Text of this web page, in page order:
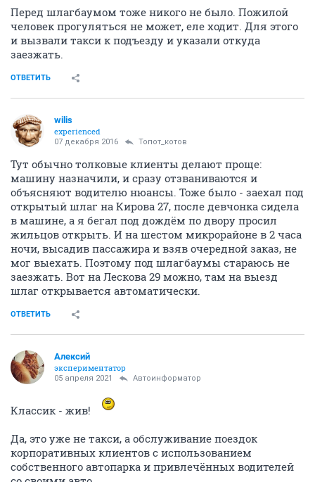
Перед шлагбаумом тоже никого не было. Пожилой
человек прогуляться не может, еле ходит. Для этого
и вызвали такси к подъезду и указали откуда
заезжать.
ОТВЕТИТЬ
wilis
experienced
07 декабря 2016 Топот_котов
Тут обычно толковые клиенты делают проще:
машину назначили, и сразу отзваниваются и
объясняют водителю нюансы. Тоже было - заехал под
открытый шлаг на Кирова 27, после девчонка сидела
в машине, а я бегал под дождём по двору просил
жильцов открыть. И на шестом микрорайоне в 2 часа
ночи, высадив пассажира и взяв очередной заказ, не
мог выехать. Поэтому под шлагбаумы стараюсь не
заезжать. Вот на Лескова 29 можно, там на выезд
шлаг открывается автоматически.
ОТВЕТИТЬ
Алексий
экспериментатор
05 апреля 2021 Автоинформатор
Классик - жив!
Да, это уже не такси, а обслуживание поездок
корпоративных клиентов с использованием
собственного автопарка и привлечённых водителей